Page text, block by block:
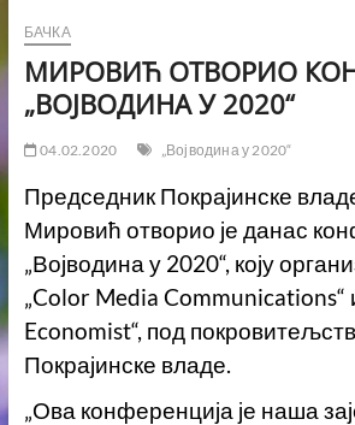
БАЧКА
МИРОВИЋ ОТВОРИО
„ВОЈВОДИНА У 2020“
04.02.2020 „Војводина у 2020“
Председник Покрајинске
Мировић отворио је данас
„Војводина у 2020“, коју
„Color Media Communications“
Economist“, под
Покрајинске владе.
„Ова конференција је наша